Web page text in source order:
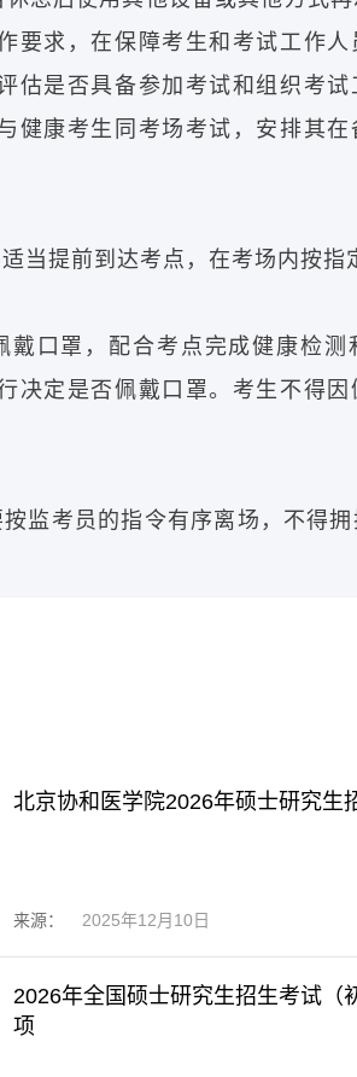
要求，在保障考生和考试工作人
估是否具备参加考试和组织考试
健康考生同考场考试，安排其
当提前到达考点，在考场内按指
口罩，配合考点完成健康检测
决定是否佩戴口罩。考生不得
监考员的指令有序离场，不得
北京协和医学院2026年硕士研究生
来源： 2025年12月10日
2026年全国硕士研究生招生考试（
项